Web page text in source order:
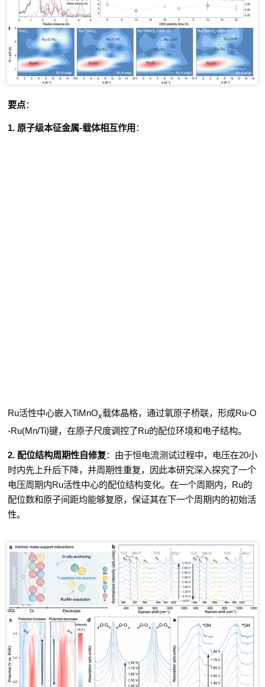
要点：
1. 原子级本征金属-载体相互作用 ：
Ru活性中心嵌入TiMnOx载体晶格，通过氧原子桥联，形成Ru-O
-Ru(Mn/Ti)键，在原子尺度调控了Ru的配位环境和电子结构。
2. 配位结构周期性自修复： 由于恒电流测试过程中，电压在20小
时内先上升后下降，并周期性重复，因此本研究深入探究了一个
电压周期内Ru活性中心的配位结构变化。在一个周期内， Ru的
配位数和原子间距均能够复原，保证其在下一个周期内的初始活
性。